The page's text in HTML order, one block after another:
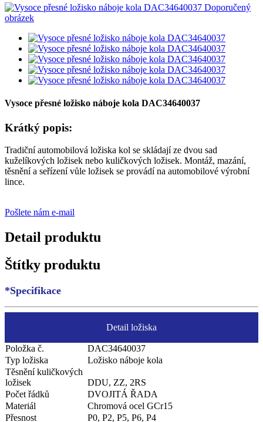
Vysoce přesné ložisko náboje kola DAC34640037
Krátký popis:
Tradiční automobilová ložiska kol se skládají ze dvou sad
kuželíkových ložisek nebo kuličkových ložisek. Montáž, mazání,
těsnění a seřízení vůle ložisek se provádí na automobilové výrobní
lince.
Pošlete nám e-mail
Detail produktu
Štítky produktu
*Specifikace
Detail ložiska
Položka č.
DAC34640037
Typ ložiska
Ložisko náboje kola
Těsnění kuličkových
ložisek
DDU, ZZ, 2RS
Počet řádků
DVOJITÁ ŘADA
Materiál
Chromová ocel GCr15
Přesnost
P0, P2, P5, P6, P4